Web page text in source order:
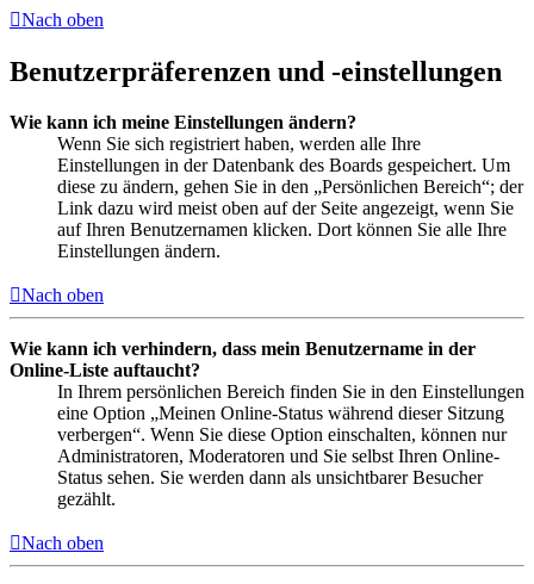
Nach oben
Benutzerpräferenzen und -einstellungen
Wie kann ich meine Einstellungen ändern?
Wenn Sie sich registriert haben, werden alle Ihre
Einstellungen in der Datenbank des Boards gespeichert. Um
diese zu ändern, gehen Sie in den „Persönlichen Bereich“; der
Link dazu wird meist oben auf der Seite angezeigt, wenn Sie
auf Ihren Benutzernamen klicken. Dort können Sie alle Ihre
Einstellungen ändern.
Nach oben
Wie kann ich verhindern, dass mein Benutzername in der
Online-Liste auftaucht?
In Ihrem persönlichen Bereich finden Sie in den Einstellungen
eine Option „Meinen Online-Status während dieser Sitzung
verbergen“. Wenn Sie diese Option einschalten, können nur
Administratoren, Moderatoren und Sie selbst Ihren Online-
Status sehen. Sie werden dann als unsichtbarer Besucher
gezählt.
Nach oben